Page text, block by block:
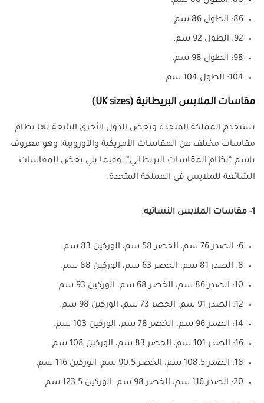
86: الطول 86 سم.
92: الطول 92 سم.
98: الطول 98 سم.
104: الطول 104 سم.
مقاسات الملابس البريطانية (UK sizes)
تستخدم المملكة المتحدة وبعض الدول الأخرى التابعة لها نظام
مقاسات مختلف عن المقاسات الأمريكية والأوروبية، وهو معروف
باسم “نظام المقاسات البريطاني”. وفيما يلي بعض المقاسات
الشائعة للملابس في المملكة المتحدة:
1- مقاسات الملابس النسائيه :
6: الصدر 76 سم، الخصر 58 سم، الوركين 83 سم.
8: الصدر 81 سم، الخصر 63 سم، الوركين 88 سم.
10: الصدر 86 سم، الخصر 68 سم، الوركين 93 سم.
12: الصدر 91 سم، الخصر 73 سم، الوركين 98 سم.
14: الصدر 96 سم، الخصر 78 سم، الوركين 103 سم.
16: الصدر 101 سم، الخصر 83 سم، الوركين 108 سم.
18: الصدر 108.5 سم، الخصر 90.5 سم، الوركين 116 سم.
20: الصدر 116 سم، الخصر 98 سم، الوركين 123.5 سم.